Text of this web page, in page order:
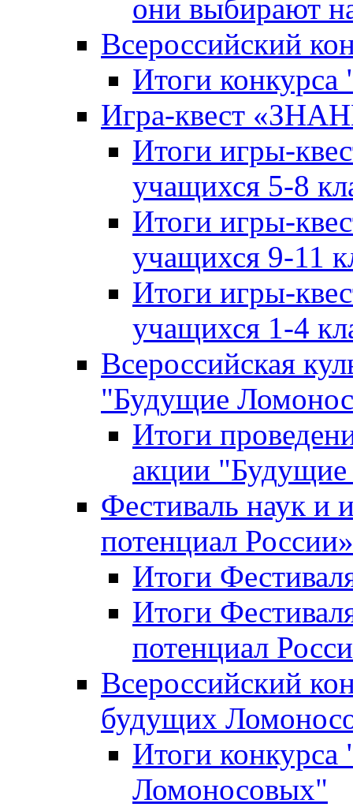
они выбирают
Всероссийский
Итоги
Игра-квест
Итоги игры-
учащихся 5-8
Итоги игры-
учащихся 9-11
Итоги игры-
учащихся 1-4
Всероссийская
"Будущие
Итоги
акции
Фестиваль наук и
потенциал России»
Итоги
Итоги
потенциал
Всероссийский
будущих
Итоги
Ломоносовых"